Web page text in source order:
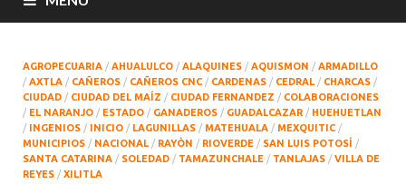
AGROPECUARIA / AHUALULCO / ALAQUINES / AQUISMON / ARMADILLO
/ AXTLA / CAÑEROS / CAÑEROS CNC / CARDENAS / CEDRAL / CHARCAS /
CIUDAD / CIUDAD DEL MAÍZ / CIUDAD FERNANDEZ / COLABORACIONES
/ EL NARANJO / ESTADO / GANADEROS / GUADALCAZAR / HUEHUETLAN
/ INGENIOS / INICIO / LAGUNILLAS / MATEHUALA / MEXQUITIC /
MUNICIPIOS / NACIONAL / RAYÒN / RIOVERDE / SAN LUIS POTOSÍ /
SANTA CATARINA / SOLEDAD / TAMAZUNCHALE / TANLAJAS / VILLA DE
REYES / XILITLA